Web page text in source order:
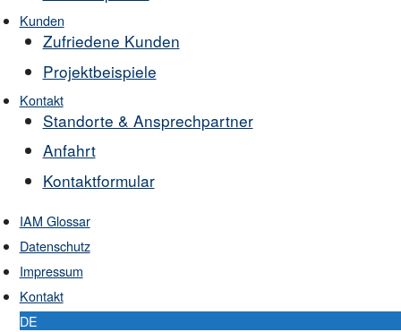
Kunden
Zufriedene Kunden
Projektbeispiele
Kontakt
Standorte & Ansprechpartner
Anfahrt
Kontaktformular
IAM Glossar
Datenschutz
Impressum
Kontakt
DE